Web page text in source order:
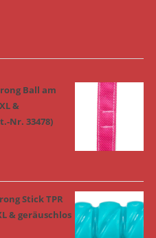
Ball am
&
Nr. 33478)
Stick TPR
& geräuschlos